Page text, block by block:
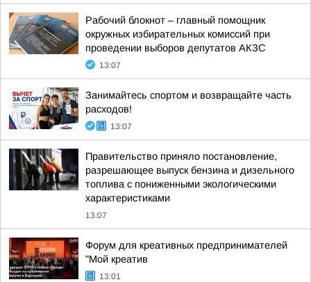
Рабочий блокнот – главный помощник
окружных избирательных комиссий при
проведении выборов депутатов АКЗС
13:07
Занимайтесь спортом и возвращайте часть
расходов!
13:07
Правительство приняло постановление,
разрешающее выпуск бензина и дизельного
топлива с пониженными экологическими
характеристиками
13:07
Форум для креативных предпринимателей
"Мой креатив
13:01